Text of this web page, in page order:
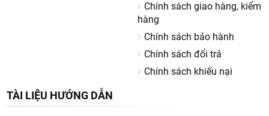
Chính sách giao hàng, kiểm
hàng
Chính sách bảo hành
Chính sách đổi trả
Chính sách khiếu nại
TÀI LIỆU HƯỚNG DẪN